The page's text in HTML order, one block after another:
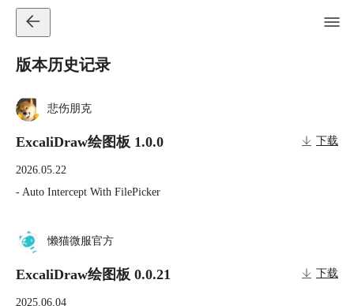
版本历史记录
悲伤朋克
ExcaliDraw绘图板 1.0.0 下载
2026.05.22
- Auto Intercept With FilePicker
懒猫微服官方
ExcaliDraw绘图板 0.0.21 下载
2025.06.04